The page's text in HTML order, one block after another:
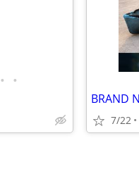
• •
7/22